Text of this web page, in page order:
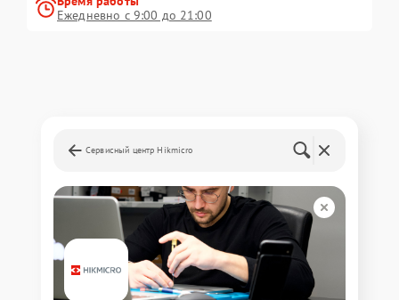
Ежедневно с 9:00 до 21:00
Сервисный центр Hikmicro